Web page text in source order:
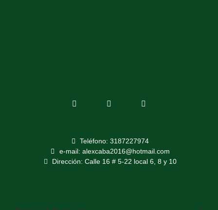
Teléfono: 3187227974
e-mail: alexcaba2016@hotmail.com
Dirección: Calle 16 # 5-22 local 6, 8 y 10